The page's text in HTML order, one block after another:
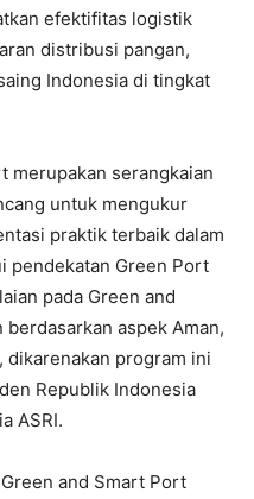
efektifitas logistik
distribusi pangan,
Indonesia di tingkat
merupakan serangkaian
untuk mengukur
praktik terbaik dalam
pendekatan Green Port
pada Green and
aspek Aman,
dikarenakan program ini
Republik Indonesia
ASRI.
and Smart Port